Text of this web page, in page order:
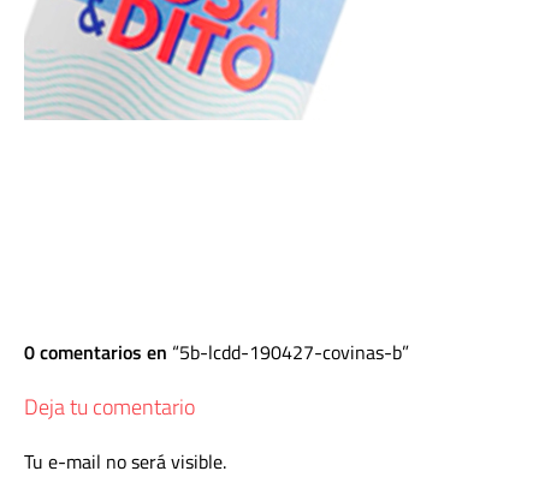
0 comentarios en 5b-lcdd-190427-covinas-b
Deja tu comentario
Tu e-mail no será visible.